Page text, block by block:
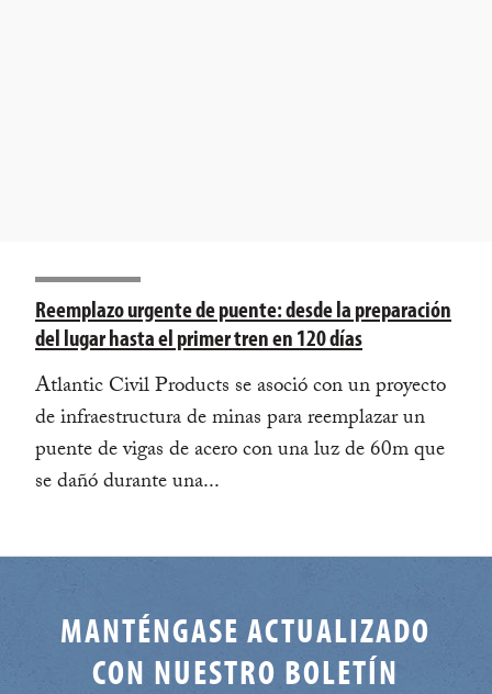
Reemplazo urgente de puente: desde la preparación
del lugar hasta el primer tren en 120 días
Atlantic Civil Products se asoció con un proyecto
de infraestructura de minas para reemplazar un
puente de vigas de acero con una luz de 60m que
se dañó durante una...
MANTÉNGASE ACTUALIZADO
CON NUESTRO BOLETÍN